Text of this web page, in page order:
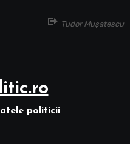
Tudor Mușatescu
politicii